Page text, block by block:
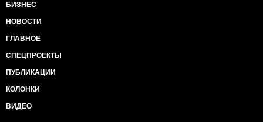
БИЗНЕС
НОВОСТИ
ГЛАВНОЕ
СПЕЦПРОЕКТЫ
ПУБЛИКАЦИИ
КОЛОНКИ
ВИДЕО